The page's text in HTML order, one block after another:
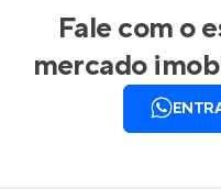
Fale com o
mercado